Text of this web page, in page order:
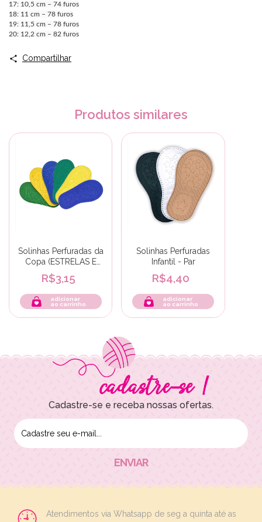
17: 10,5 cm – 74 furos
18: 11 cm – 78 furos
19: 11,5 cm – 78 furos
20: 12,2 cm – 82 furos
Compartilhar
Produtos similares
Solinhas Perfuradas da
Copa (ESTRELAS E
FOFURA)
R$3,15
adicionar
ao carrinho
Solinhas Perfuradas
Infantil - Par
R$4,40
adicionar
ao carrinho
Cadastre-se e receba nossas ofertas.
Atendimentos via Whatsapp de seg a quinta até as